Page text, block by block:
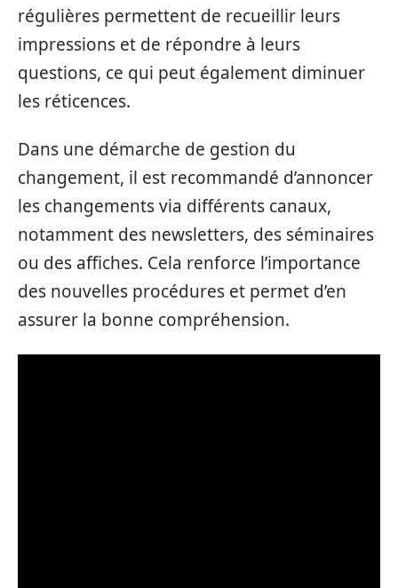
régulières permettent de recueillir leurs
impressions et de répondre à leurs
questions, ce qui peut également diminuer
les réticences.
Dans une démarche de gestion du
changement, il est recommandé d’annoncer
les changements via différents canaux,
notamment des newsletters, des séminaires
ou des affiches. Cela renforce l’importance
des nouvelles procédures et permet d’en
assurer la bonne compréhension.